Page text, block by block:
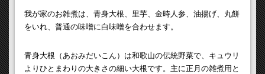
我が家のお雑煮は、青身大根、里芋、金時人参、油揚げ、丸餅
をいれ、普通の味噌に白味噌を合わせます。
青身大根（あおみだいこん）は和歌山の伝統野菜で、キュウリ
よりひとまわりの大きさの細い大根です。主に正月の雑煮用と